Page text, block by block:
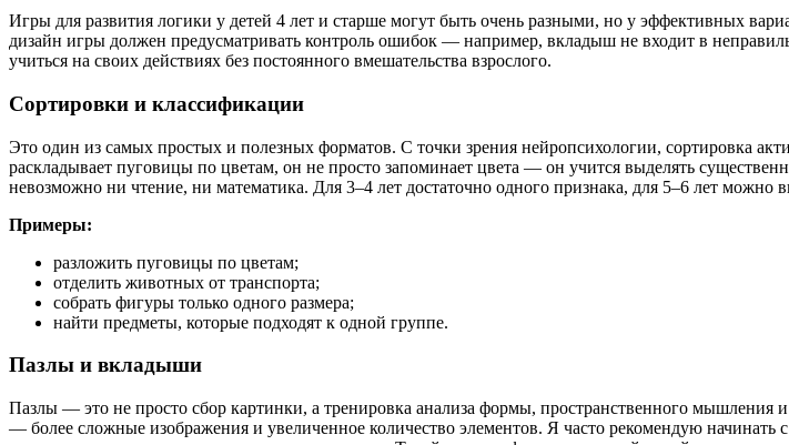
Игры для развития логики у детей 4 лет и старше могут быть очень разными, но у эффективных
дизайн игры должен предусматривать контроль ошибок — например, вкладыш не входит в
учиться на своих действиях без постоянного вмешательства взрослого.
Сортировки и классификации
Это один из самых простых и полезных форматов. С точки зрения нейропсихологии, сортировка
раскладывает пуговицы по цветам, он не просто запоминает цвета — он учится выделять
невозможно ни чтение, ни математика. Для 3–4 лет достаточно одного признака, для 5–6 лет можно
Примеры:
разложить пуговицы по цветам;
отделить животных от транспорта;
собрать фигуры только одного размера;
найти предметы, которые подходят к одной группе.
Пазлы и вкладыши
Пазлы — это не просто сбор картинки, а тренировка анализа формы, пространственного мышления
— более сложные изображения и увеличенное количество элементов. Я часто рекомендую